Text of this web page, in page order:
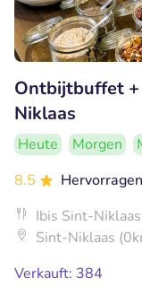
Ontbijtbuffet
Niklaas
Heute Morgen
8.5
Ibis Sint-
Sint-Niklaas
Verkauft: 384